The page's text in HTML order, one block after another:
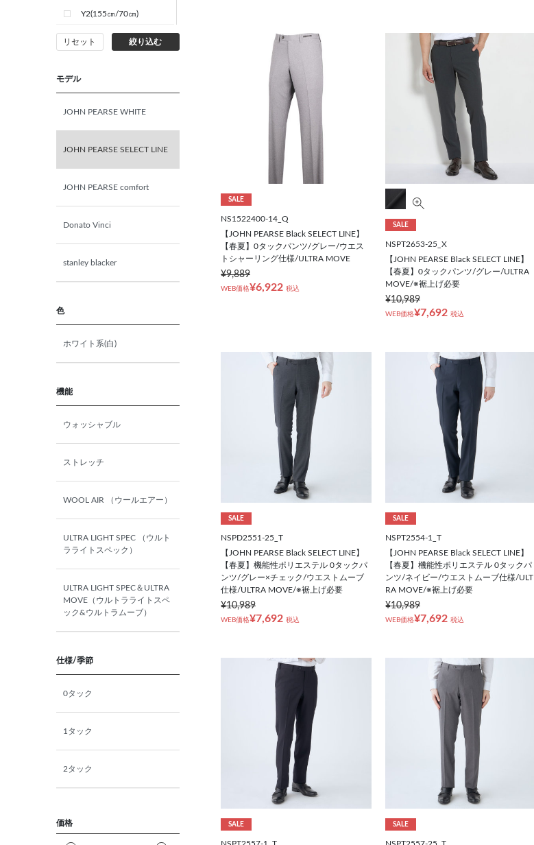
Y2(155㎝/70㎝)
Y3(160㎝/72㎝)
A7(180㎝/84㎝)
A8(185㎝/86㎝)
AB4(165㎝/84㎝)
AB5(170㎝/86㎝)
AB7(180㎝/90㎝)
AB8(185㎝/92㎝)
AB9(190㎝/94㎝)
BB4(165㎝/92㎝)
BB5(170㎝/94㎝)
リセット 絞り込む
モデル
JOHN PEARSE WHITE
JOHN PEARSE SELECT LINE
JOHN PEARSE comfort
Donato Vinci
stanley blacker
色
ホワイト系(白)
機能
ウォッシャブル
ストレッチ
WOOL AIR （ウールエアー）
ULTRA LIGHT SPEC （ウルト
ラライトスペック）
ULTRA LIGHT SPEC＆ULTRA
MOVE（ウルトラライトスペ
ック&ウルトラムーブ）
仕様/季節
0タック
1タック
2タック
価格
SALE
NS1522400-14_Q
【JOHN PEARSE Black SELECT LINE】
【春夏】0タックパンツ/グレー/ウエス
トシャーリング仕様/ULTRA MOVE
¥9,889
WEB価格¥6,922 税込
SALE
NSPT2653-25_X
【JOHN PEARSE Black SELECT LINE】
【春夏】0タックパンツ/グレー/ULTRA
MOVE/※裾上げ必要
¥10,989
WEB価格¥7,692 税込
SALE
NSPD2551-25_T
【JOHN PEARSE Black SELECT LINE】
【春夏】機能性ポリエステル 0タックパ
ンツ/グレー×チェック/ウエストムーブ
仕様/ULTRA MOVE/※裾上げ必要
¥10,989
WEB価格¥7,692 税込
SALE
NSPT2554-1_T
【JOHN PEARSE Black SELECT LINE】
【春夏】機能性ポリエステル 0タックパ
ンツ/ネイビー/ウエストムーブ仕様/ULT
RA MOVE/※裾上げ必要
¥10,989
WEB価格¥7,692 税込
SALE SALE